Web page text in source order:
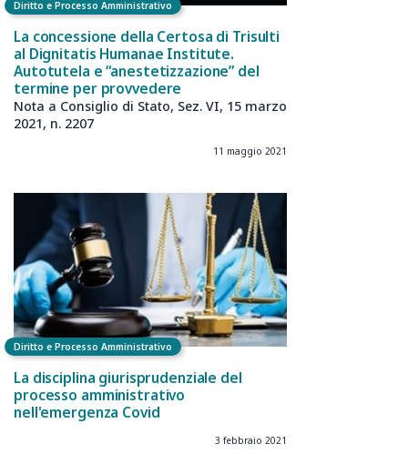
Diritto e Processo Amministrativo
La concessione della Certosa di Trisulti
al Dignitatis Humanae Institute.
Autotutela e “anestetizzazione” del
termine per provvedere
Nota a Consiglio di Stato, Sez. VI, 15 marzo
2021, n. 2207
11 maggio 2021
Diritto e Processo Amministrativo
La disciplina giurisprudenziale del
processo amministrativo
nell'emergenza Covid
3 febbraio 2021